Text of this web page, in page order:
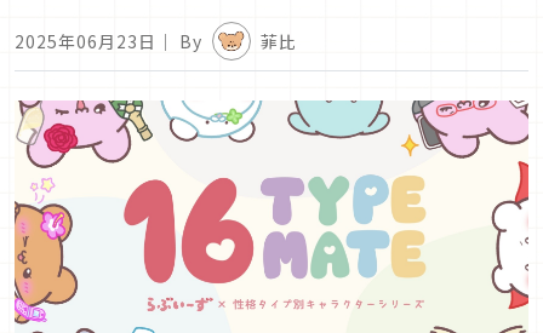
2025年06月23日 ｜ By 菲比